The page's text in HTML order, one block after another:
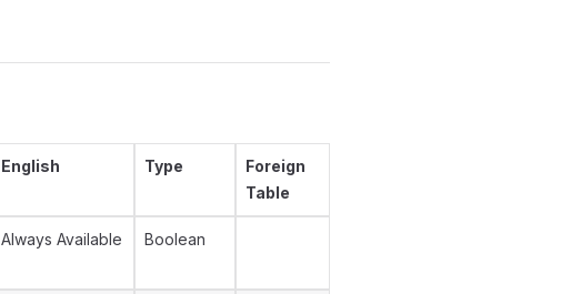
English Type
Foreign
Table
Always Available Boolean